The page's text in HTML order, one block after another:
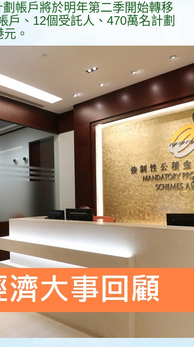
帳戶將於明年第二季開始轉移
戶、12個受託人、470萬名計劃
。